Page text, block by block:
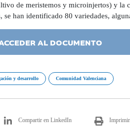
de meristemos y microinjertos) y la
se han identificado 80 variedades,
AL DOCUMENTO
y desarrollo Comunidad Valenciana
Compartir en LinkedIn Imprimir